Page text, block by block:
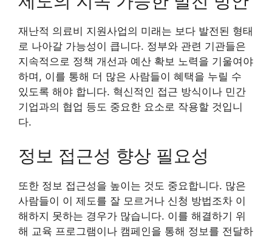
재난적 의료비 지원사업의 미래는 보다 발전된 형태
로 나아갈 가능성이 큽니다. 정부와 관련 기관들은
지속적으로 정책 개선과 예산 확보 노력을 기울여야
하며, 이를 통해 더 많은 사람들이 혜택을 누릴 수
있도록 해야 합니다. 혁신적인 접근 방식이나 민간
기업과의 협업 등도 중요한 요소로 작용할 것입니
다.
정보 접근성 향상 필요성
또한 정보 접근성을 높이는 것도 중요합니다. 많은
사람들이 이 제도를 잘 모르거나 신청 방법조차 이
해하지 못하는 경우가 많습니다. 이를 해결하기 위
해 교육 프로그램이나 캠페인을 통해 정보를 전달하